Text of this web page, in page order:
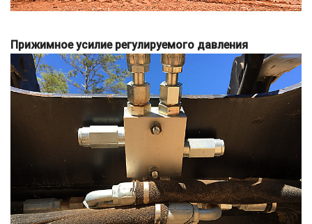
Прижимное усилие регулируемого давления